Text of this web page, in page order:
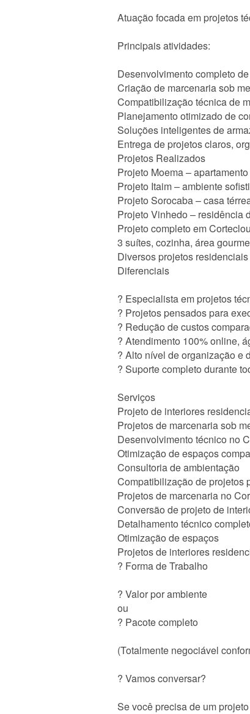
Atuação focada em projetos
Principais atividades:
Desenvolvimento completo
Criação de marcenaria sob
Compatibilização técnica de
Planejamento otimizado de
Soluções inteligentes de
Entrega de projetos claros,
Projetos Realizados
Projeto Moema –
Projeto Itaim – ambiente
Projeto Sorocaba – casa
Projeto Vinhedo – residência
Projeto completo em
3 suítes, cozinha, área
Diversos projetos
Diferenciais
? Especialista em projetos
? Projetos pensados para
? Redução de custos
? Atendimento 100% online,
? Alto nível de organização e
? Suporte completo durante
Serviços
Projeto de interiores
Projetos de marcenaria sob
Desenvolvimento técnico no
Otimização de espaços
Consultoria de ambientação
Compatibilização de projetos
Projetos de marcenaria no
Conversão de projeto de
Detalhamento técnico
Otimização de espaços
Projetos de interiores
? Forma de Trabalho
? Valor por ambiente
ou
? Pacote completo
(Totalmente negociável
? Vamos conversar?
Se você precisa de um